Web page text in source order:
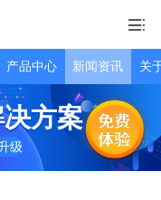
产品中心 新闻资讯 关
方案
级